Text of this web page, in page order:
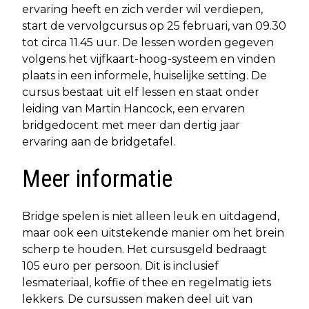
ervaring heeft en zich verder wil verdiepen,
start de vervolgcursus op 25 februari, van 09.30
tot circa 11.45 uur. De lessen worden gegeven
volgens het vijfkaart-hoog-systeem en vinden
plaats in een informele, huiselijke setting. De
cursus bestaat uit elf lessen en staat onder
leiding van Martin Hancock, een ervaren
bridgedocent met meer dan dertig jaar
ervaring aan de bridgetafel.
Meer informatie
Bridge spelen is niet alleen leuk en uitdagend,
maar ook een uitstekende manier om het brein
scherp te houden. Het cursusgeld bedraagt
105 euro per persoon. Dit is inclusief
lesmateriaal, koffie of thee en regelmatig iets
lekkers. De cursussen maken deel uit van